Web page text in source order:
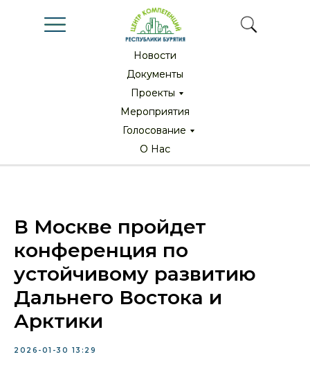
Новости
Новости
Документы
Документы
Мероприятия
Мероприятия
Проекты
Проекты
О Нас
О Нас
Голосование
Голосование
В Москве пройдет
конференция по
устойчивому развитию
Дальнего Востока и
Арктики
2026-01-30 13:29